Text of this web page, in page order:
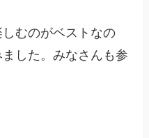
むのがベストなの
した。みなさんも参